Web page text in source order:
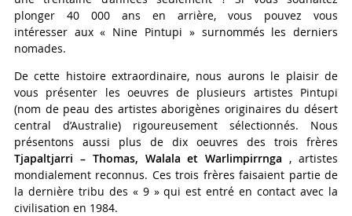
plonger 40 000 ans en arrière, vous pouvez vous
intéresser aux « Nine Pintupi » surnommés les derniers
nomades.
De cette histoire extraordinaire, nous aurons le plaisir de
vous présenter les oeuvres de plusieurs artistes Pintupi
(nom de peau des artistes aborigènes originaires du désert
central d’Australie) rigoureusement sélectionnés. Nous
présentons aussi plus de dix oeuvres des trois frères
Tjapaltjarri – Thomas, Walala et Warlimpirrnga , artistes
mondialement reconnus. Ces trois frères faisaient partie de
la dernière tribu des « 9 » qui est entré en contact avec la
civilisation en 1984.